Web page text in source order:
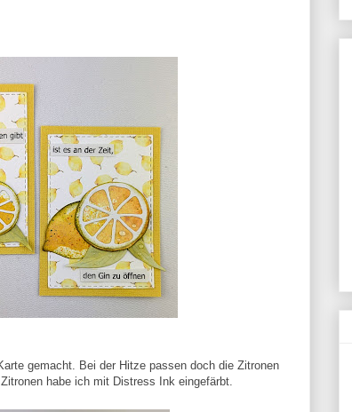
gemacht. Bei der Hitze passen doch die Zitronen
habe ich mit Distress Ink eingefärbt.